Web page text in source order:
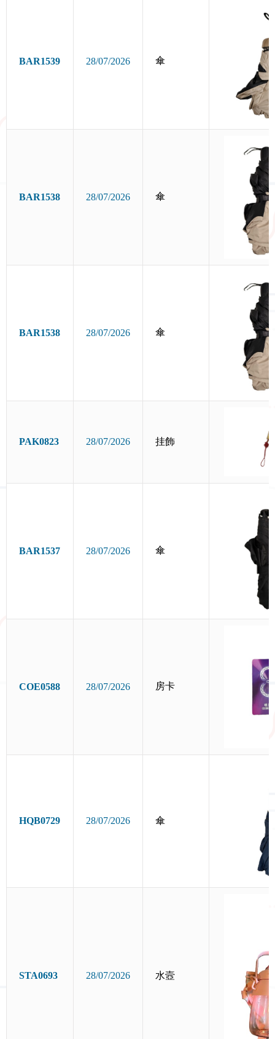
BAR1539 28/07/2026 傘
BAR1538 28/07/2026 傘
BAR1538 28/07/2026 傘
PAK0823 28/07/2026 挂飾
BAR1537 28/07/2026 傘
COE0588 28/07/2026 房卡
HQB0729 28/07/2026 傘
STA0693 28/07/2026 水壼